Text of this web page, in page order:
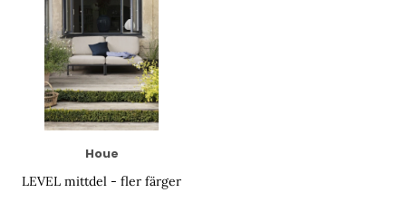
Houe
LEVEL mittdel - fler färger